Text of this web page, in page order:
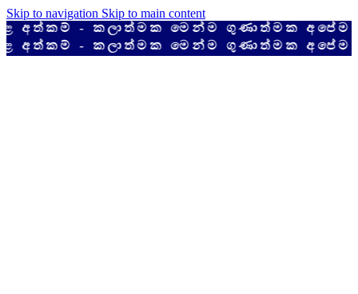
Skip to navigation Skip to main content
- කලාත්මක මෙන්ම ගුණාත්මක අපේම
- කලාත්මක මෙන්ම ගුණාත්මක අපේම